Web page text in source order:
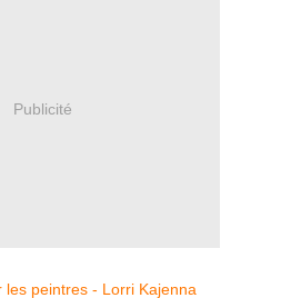
Publicité